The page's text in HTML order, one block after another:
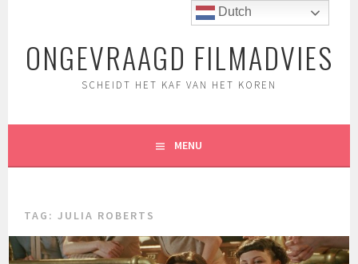
inhoudONGEVRAAGD FILMADVIES
SCHEIDT HET KAF VAN HET KOREN
MENU
TAG:JULIA ROBERTS
Dutch